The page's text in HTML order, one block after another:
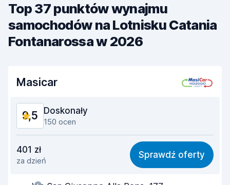
Top 37 punktów wynajmu
samochodów na Lotnisku Catania
Fontanarossa w 2026
Masicar
9,5 Doskonały
150 ocen
9,2
Łatwość znalezienia 9,1
401 zł
za dzień
Sprawdź oferty